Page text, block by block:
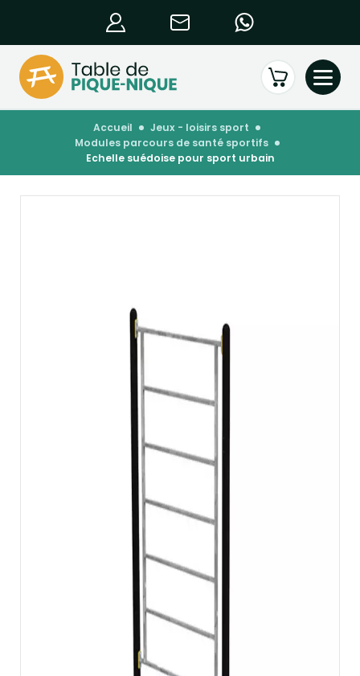
accueil
jeux - loisirs sport
modules parcours de santé sportifs
echelle suédoise pour sport urbain